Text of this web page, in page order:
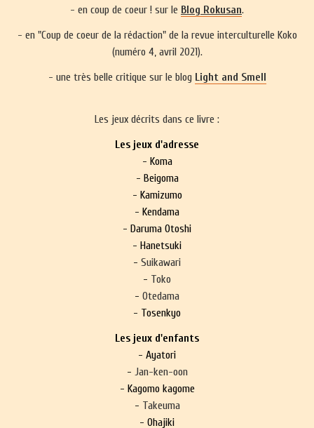
- en coup de coeur ! sur le Blog Rokusan.
- en "Coup de coeur de la rédaction" de la revue interculturelle Koko
(numéro 4, avril 2021).
- une très belle critique sur le blog Light and Smell
Les jeux décrits dans ce livre :
Les jeux d'adresse
- Koma
- Beigoma
- Kamizumo
- Kendama
- Daruma Otoshi
- Hanetsuki
- Suikawari
- Toko
- Otedama
- Tosenkyo
Les jeux d'enfants
- Ayatori
- Jan-ken-oon
- Kagomo kagome
- Takeuma
- Ohajiki